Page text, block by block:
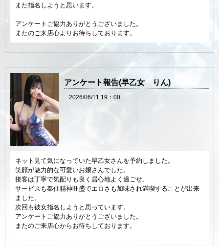
また指名しようと思います。
アンケートご協力ありがとうございました。
またのご来店心よりお待ちしております。
アンケート報告(早乙女 りん)
2026/06/11 19：00
ネット見て気になっていた早乙女さんを予約しました。
笑顔が魅力的な可愛いお嬢さんでした。
接客は丁寧で気配りも良く居心地よく過ごせ、
サービスも奉仕精神旺盛でエロさも加味され満喫することが出来
ました。
次回も彼女指名しようと思っています。
アンケートご協力ありがとうございました。
またのご来店心からお待ちしております。